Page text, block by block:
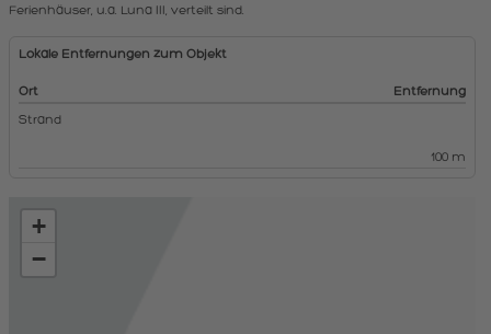
Ferienhäuser, u.a. Luna III, verteilt sind.
Lokale Entfernungen zum Objekt
Ort Entfernung
Strand
100 m
+
−